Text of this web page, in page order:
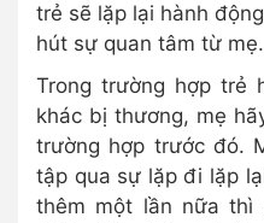
trẻ sẽ lặp lại hành
hút sự quan tâm từ mẹ.
Trong trường hợp trẻ
khác bị thương, mẹ
trường hợp trước đó.
tập qua sự lặp đi lặp
thêm một lần nữa thì